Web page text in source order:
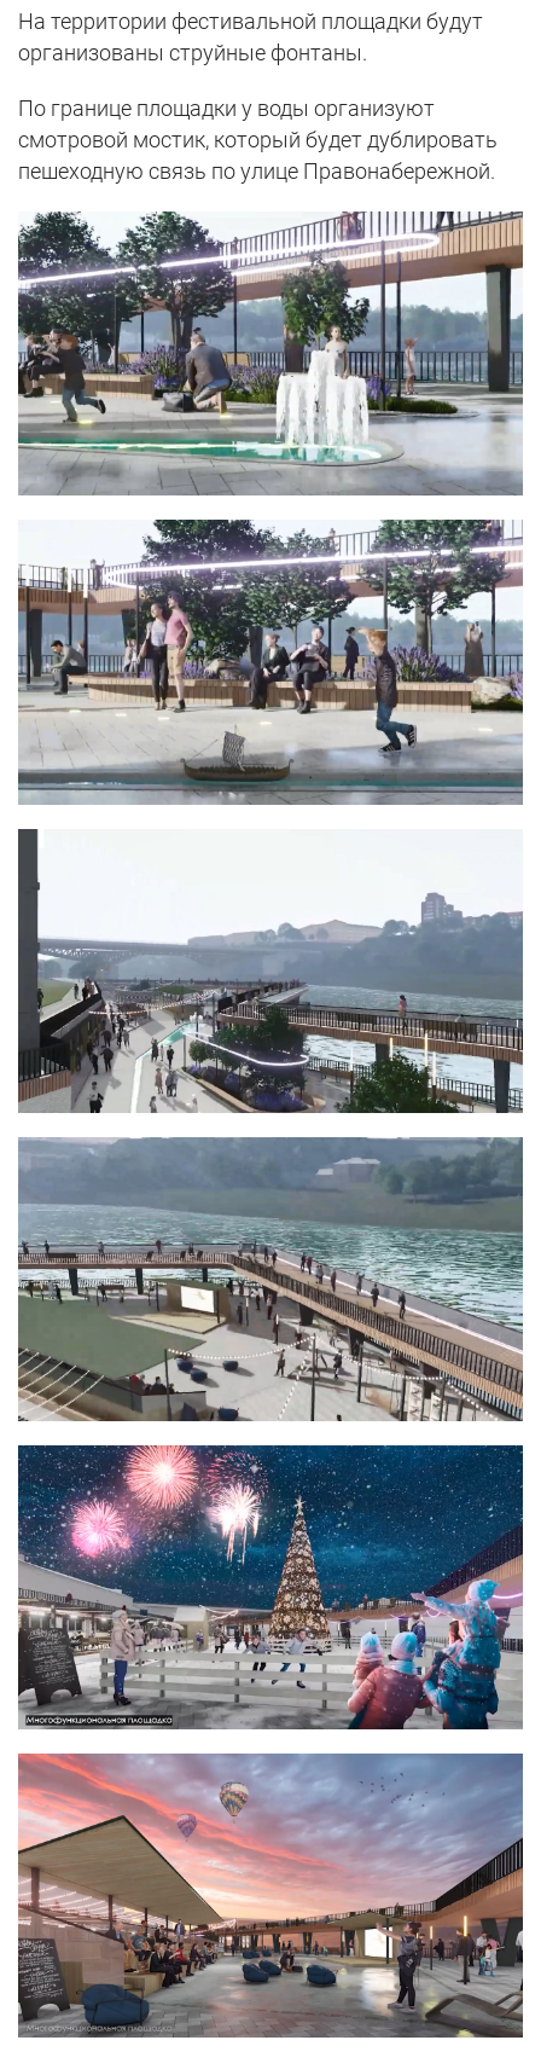
На территории фестивальной площадки будут
организованы струйные фонтаны.
По границе площадки у воды организуют
смотровой мостик, который будет дублировать
пешеходную связь по улице Правонабережной.